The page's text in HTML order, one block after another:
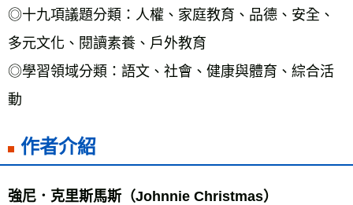
◎十九項議題分類：人權、家庭教育、品德、安全、
多元文化、閱讀素養、戶外教育
◎學習領域分類：語文、社會、健康與體育、綜合活
動
作者介紹
強尼．克里斯馬斯（Johnnie Christmas）